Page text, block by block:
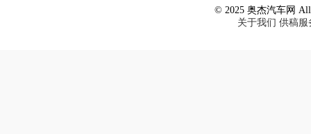
© 2025 奥杰汽车网 All
关于我们 供稿服